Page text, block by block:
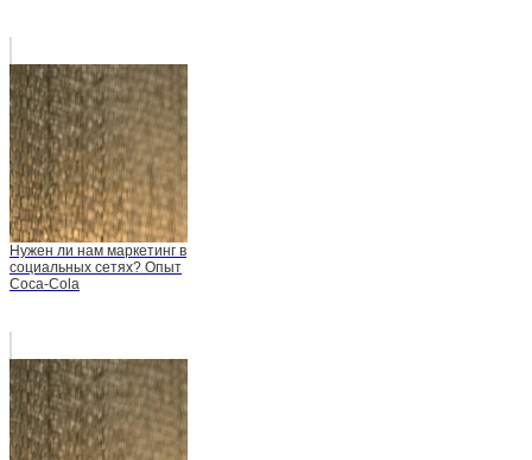
Нужен ли нам маркетинг в
социальных сетях? Опыт
Coca-Cola